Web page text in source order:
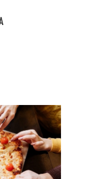
Грибы в пицце